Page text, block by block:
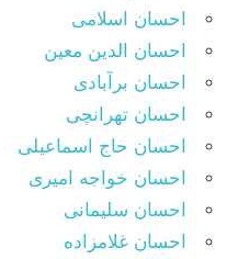
احسان اسلامی
احسان الدین معین
احسان برآبادی
احسان تهرانچی
احسان حاج اسماعیلی
احسان خواجه امیری
احسان سلیمانی
احسان غلامزاده